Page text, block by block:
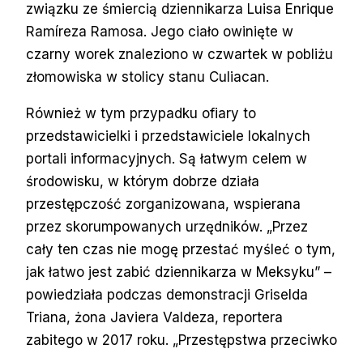
związku ze śmiercią dziennikarza Luisa Enrique
Ramíreza Ramosa. Jego ciało owinięte w
czarny worek znaleziono w czwartek w pobliżu
złomowiska w stolicy stanu Culiacan.
Również w tym przypadku ofiary to
przedstawicielki i przedstawiciele lokalnych
portali informacyjnych. Są łatwym celem w
środowisku, w którym dobrze działa
przestępczość zorganizowana, wspierana
przez skorumpowanych urzędników. „Przez
cały ten czas nie mogę przestać myśleć o tym,
jak łatwo jest zabić dziennikarza w Meksyku” –
powiedziała podczas demonstracji Griselda
Triana, żona Javiera Valdeza, reportera
zabitego w 2017 roku. „Przestępstwa przeciwko